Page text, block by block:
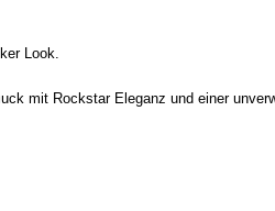
Look.
mit Rockstar Eleganz und einer